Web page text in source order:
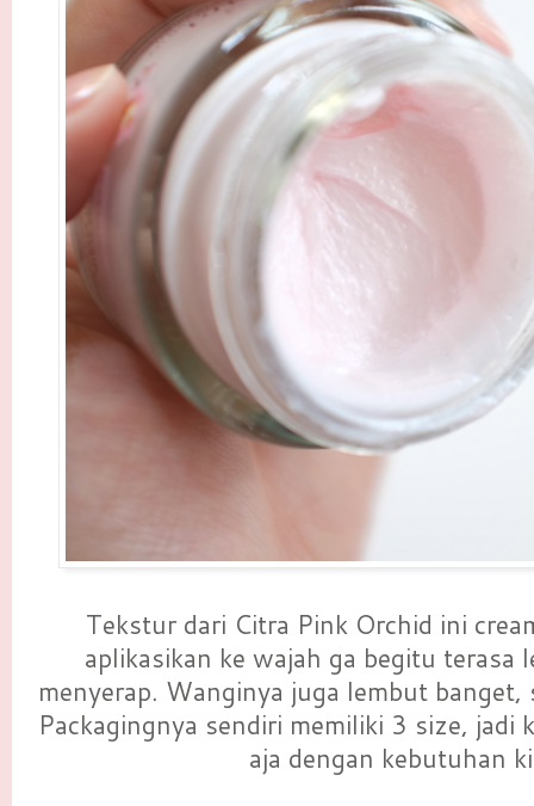
Tekstur dari Citra Pink Orchid ini
aplikasikan ke wajah ga begitu terasa
menyerap. Wanginya juga lembut
Packagingnya sendiri memiliki 3 size, jadi
aja dengan kebutuhan